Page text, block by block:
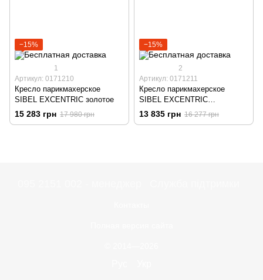
−15%
1
Артикул: 0171210
Кресло парикмахерское
SIBEL EXCENTRIC золотое
15 283 грн 17 980 грн
−15%
2
Артикул: 0171211
Кресло парикмахерское
SIBEL EXCENTRIC
серебристое
13 835 грн 16 277 грн